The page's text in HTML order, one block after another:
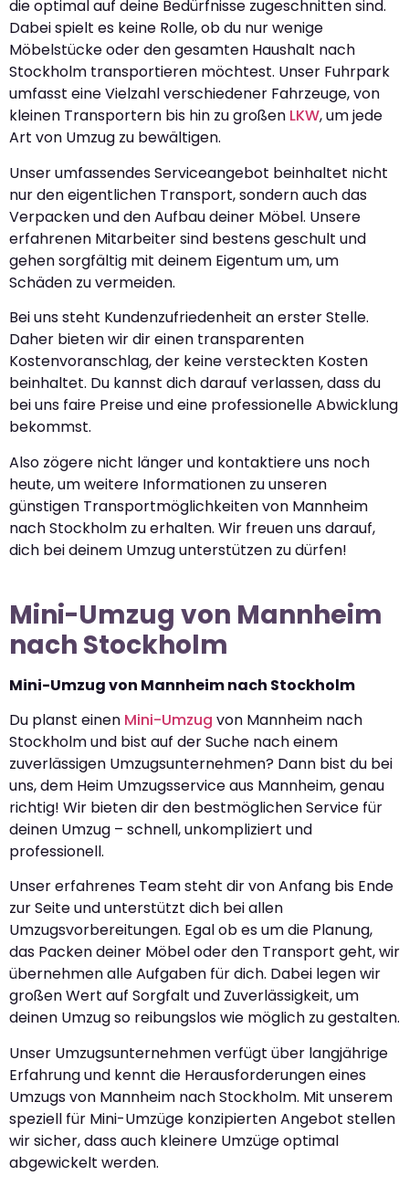
die optimal auf deine Bedürfnisse zugeschnitten sind.
Dabei spielt es keine Rolle, ob du nur wenige
Möbelstücke oder den gesamten Haushalt nach
Stockholm transportieren möchtest. Unser Fuhrpark
umfasst eine Vielzahl verschiedener Fahrzeuge, von
kleinen Transportern bis hin zu großen LKW, um jede
Art von Umzug zu bewältigen.
Unser umfassendes Serviceangebot beinhaltet nicht
nur den eigentlichen Transport, sondern auch das
Verpacken und den Aufbau deiner Möbel. Unsere
erfahrenen Mitarbeiter sind bestens geschult und
gehen sorgfältig mit deinem Eigentum um, um
Schäden zu vermeiden.
Bei uns steht Kundenzufriedenheit an erster Stelle.
Daher bieten wir dir einen transparenten
Kostenvoranschlag, der keine versteckten Kosten
beinhaltet. Du kannst dich darauf verlassen, dass du
bei uns faire Preise und eine professionelle Abwicklung
bekommst.
Also zögere nicht länger und kontaktiere uns noch
heute, um weitere Informationen zu unseren
günstigen Transportmöglichkeiten von Mannheim
nach Stockholm zu erhalten. Wir freuen uns darauf,
dich bei deinem Umzug unterstützen zu dürfen!
Mini-Umzug von Mannheim
nach Stockholm
Mini-Umzug von Mannheim nach Stockholm
Du planst einen Mini-Umzug von Mannheim nach
Stockholm und bist auf der Suche nach einem
zuverlässigen Umzugsunternehmen? Dann bist du bei
uns, dem Heim Umzugsservice aus Mannheim, genau
richtig! Wir bieten dir den bestmöglichen Service für
deinen Umzug – schnell, unkompliziert und
professionell.
Unser erfahrenes Team steht dir von Anfang bis Ende
zur Seite und unterstützt dich bei allen
Umzugsvorbereitungen. Egal ob es um die Planung,
das Packen deiner Möbel oder den Transport geht, wir
übernehmen alle Aufgaben für dich. Dabei legen wir
großen Wert auf Sorgfalt und Zuverlässigkeit, um
deinen Umzug so reibungslos wie möglich zu gestalten.
Unser Umzugsunternehmen verfügt über langjährige
Erfahrung und kennt die Herausforderungen eines
Umzugs von Mannheim nach Stockholm. Mit unserem
speziell für Mini-Umzüge konzipierten Angebot stellen
wir sicher, dass auch kleinere Umzüge optimal
abgewickelt werden.